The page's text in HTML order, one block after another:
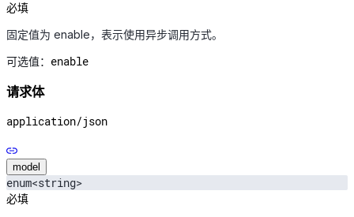
必填
固定值为 enable，表示使用异步调用方式。
可选值： enable
请求体
application/json
model
enum<string>
必填